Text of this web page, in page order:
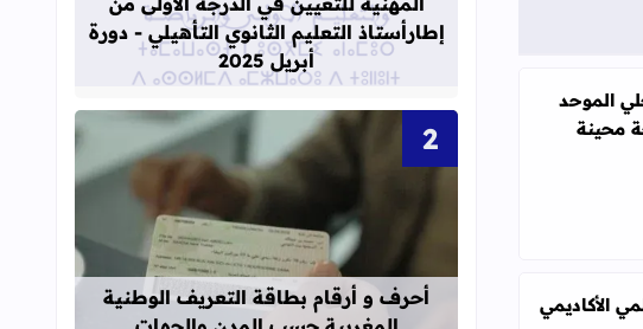
الموحد على صعيد المؤسسة نسخة محينة
الموحد
محينة
الأكاديمي
إطارأستاذ التعليم الثانوي التأهيلي - دورة
أبريل 2025
قراءة المزيد عن أحرف و أرقام
أحرف و أرقام بطاقة التعريف الوطنية